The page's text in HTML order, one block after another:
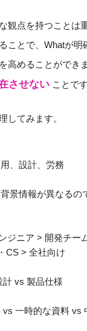
観点を持つことは
ことで、Whatが明
高めることができ
させない ことです
してみます。
、設計、労務
景情報が異なるの
ジニア > 開発チー
CS > 全社向け
vs 製品仕様
vs 一時的な資料 vs